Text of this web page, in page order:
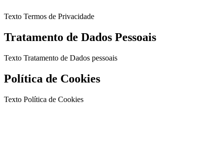
Texto Termos de Privacidade
Tratamento de Dados Pessoais
Texto Tratamento de Dados pessoais
Política de Cookies
Texto Política de Cookies